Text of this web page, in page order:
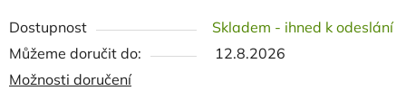
Dostupnost
Skladem - ihned k odeslání
Můžeme doručit do:
12.8.2026
Možnosti doručení